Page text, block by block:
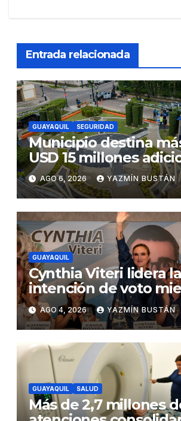
Entrada relacionada
GUAYAQUIL SEGURIDAD
Municipio destina
USD 15 millones
SEGURA EP para
seguridad ciudadana
AGO 6, 2026 YAZMÍN BUSTÁN
GUAYAQUIL
Cynthia Viteri lidera la
intención de voto
Andrés Guschmer
un destacado
según AtlasIntel
AGO 4, 2026 YAZMÍN BUSTÁN
GUAYAQUIL SALUD
Más de 2,7 millones